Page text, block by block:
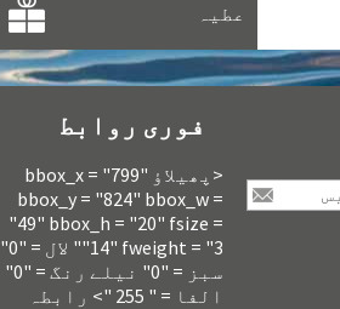
عطیہ
فوری روابط
<پھیلاؤ bbox_x = "799"
bbox_y = "824" bbox_w =
"49" bbox_h = "20" fsize =
"14" fweight = "3" لال = "0"
سبز = "0" نیلے رنگ = "0"
الفا = " 255 "> رابطہ